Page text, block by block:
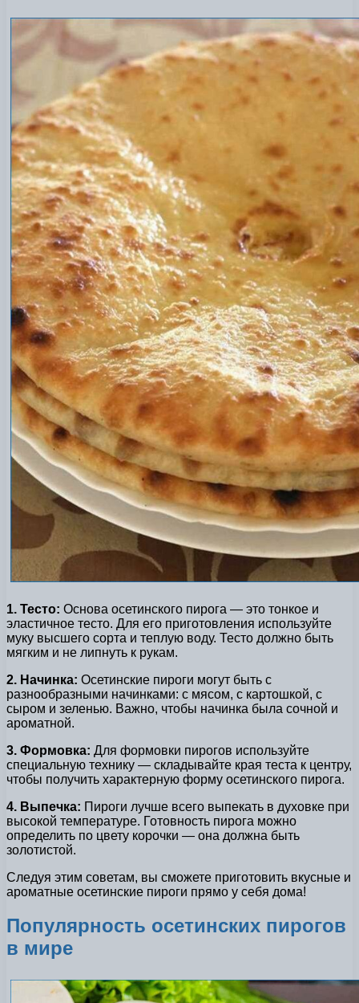
1. Тесто: Основа осетинского пирога — это тонкое и
эластичное тесто. Для его приготовления используйте
муку высшего сорта и теплую воду. Тесто должно быть
мягким и не липнуть к рукам.
2. Начинка: Осетинские пироги могут быть с
разнообразными начинками: с мясом, с картошкой, с
сыром и зеленью. Важно, чтобы начинка была сочной и
ароматной.
3. Формовка: Для формовки пирогов используйте
специальную технику — складывайте края теста к центру,
чтобы получить характерную форму осетинского пирога.
4. Выпечка: Пироги лучше всего выпекать в духовке при
высокой температуре. Готовность пирога можно
определить по цвету корочки — она должна быть
золотистой.
Следуя этим советам, вы сможете приготовить вкусные и
ароматные осетинские пироги прямо у себя дома!
Популярность осетинских пирогов
в мире